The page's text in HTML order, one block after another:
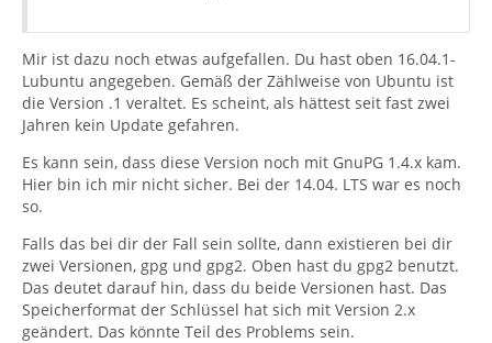
Mir ist dazu noch etwas aufgefallen. Du hast oben 16.04.1-
Lubuntu angegeben. Gemäß der Zählweise von Ubuntu ist
die Version .1 veraltet. Es scheint, als hättest seit fast zwei
Jahren kein Update gefahren.
Es kann sein, dass diese Version noch mit GnuPG 1.4.x kam.
Hier bin ich mir nicht sicher. Bei der 14.04. LTS war es noch
so.
Falls das bei dir der Fall sein sollte, dann existieren bei dir
zwei Versionen, gpg und gpg2. Oben hast du gpg2 benutzt.
Das deutet darauf hin, dass du beide Versionen hast. Das
Speicherformat der Schlüssel hat sich mit Version 2.x
geändert. Das könnte Teil des Problems sein.